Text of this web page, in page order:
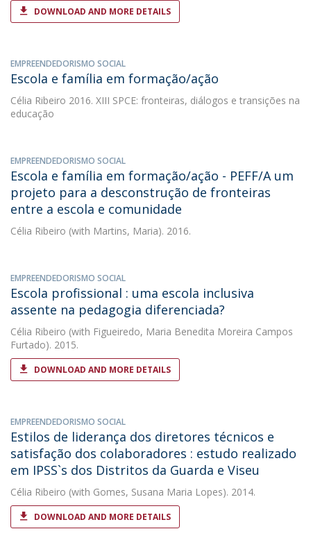
DOWNLOAD AND MORE DETAILS
EMPREENDEDORISMO SOCIAL
Escola e família em formação/ação
Célia Ribeiro 2016. XIII SPCE: fronteiras, diálogos e transições na
educação
EMPREENDEDORISMO SOCIAL
Escola e família em formação/ação - PEFF/A um
projeto para a desconstrução de fronteiras
entre a escola e comunidade
Célia Ribeiro (with Martins, Maria). 2016.
EMPREENDEDORISMO SOCIAL
Escola profissional : uma escola inclusiva
assente na pedagogia diferenciada?
Célia Ribeiro (with Figueiredo, Maria Benedita Moreira Campos
Furtado). 2015.
DOWNLOAD AND MORE DETAILS
EMPREENDEDORISMO SOCIAL
Estilos de liderança dos diretores técnicos e
satisfação dos colaboradores : estudo realizado
em IPSS`s dos Distritos da Guarda e Viseu
Célia Ribeiro (with Gomes, Susana Maria Lopes). 2014.
DOWNLOAD AND MORE DETAILS